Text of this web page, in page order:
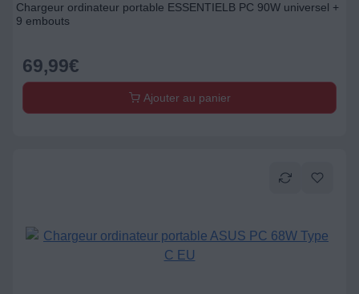
Chargeur ordinateur portable ESSENTIELB PC 90W universel +
9 embouts
69,99€
Ajouter au panier